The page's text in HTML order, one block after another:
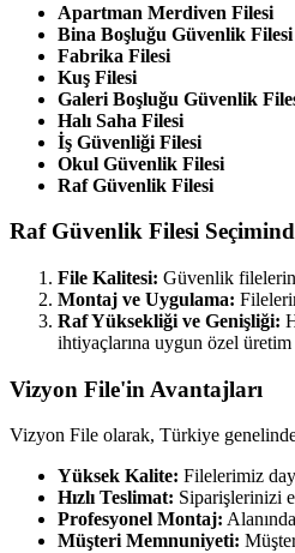
Apartman Merdiven Filesi
Bina Boşluğu Güvenlik Filesi
Fabrika Filesi
Kuş Filesi
Galeri Boşluğu Güvenlik
Halı Saha Filesi
İş Güvenliği Filesi
Okul Güvenlik Filesi
Raf Güvenlik Filesi
Raf Güvenlik Filesi
File Kalitesi: Güvenlik
Montaj ve Uygulama:
Raf Yüksekliği ve Genişliği:
ihtiyaçlarına uygun özel
Vizyon File'in Avantajları
Vizyon File olarak, Türkiye
Yüksek Kalite: Filelerimiz
Hızlı Teslimat: Siparişlerinizi
Profesyonel Montaj:
Müşteri Memnuniyeti: